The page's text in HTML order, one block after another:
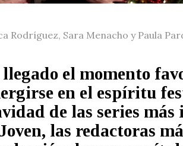
Rodríguez, Sara Menacho y Paula
el momento
en el espíritu
de las series más
las redactoras